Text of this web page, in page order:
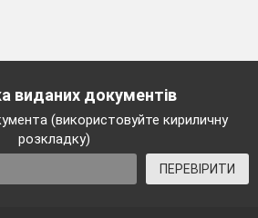
виданих документів
(використовуйте кириличну
розкладку)
ПЕРЕВІРИТИ